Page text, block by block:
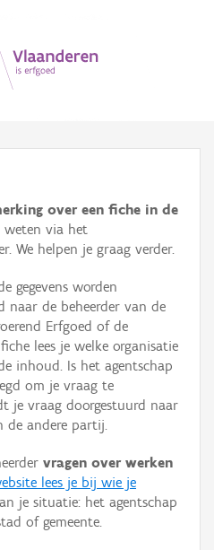
over een fiche in de
weten via het
We helpen je graag verder.
gegevens worden
naar de beheerder van de
Erfgoed of de
lees je welke organisatie
inhoud. Is het agentschap
om je vraag te
je vraag doorgestuurd naar
de andere partij.
vragen over werken
lees je bij wie je
je situatie: het agentschap
of gemeente.